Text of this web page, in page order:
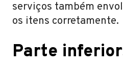
serviços também
os itens corretamente.
Parte